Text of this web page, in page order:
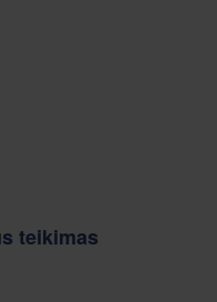
teikimas